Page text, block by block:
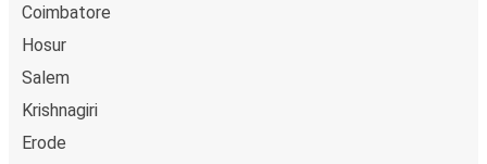
Coimbatore
Hosur
Salem
Krishnagiri
Erode